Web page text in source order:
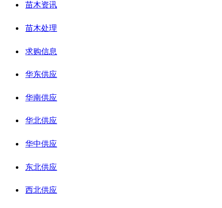
苗木资讯
苗木处理
求购信息
华东供应
华南供应
华北供应
华中供应
东北供应
西北供应